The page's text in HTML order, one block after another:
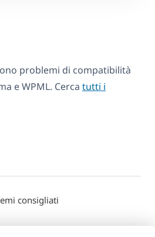
problemi di compatibilità
e WPML. Cerca tutti i
consigliati